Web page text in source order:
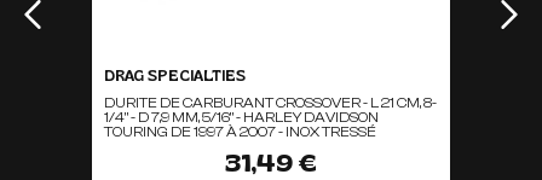
DRAG SPECIALTIES
DURITE DE CARBURANT CROSSOVER - L 21 CM, 8-
1/4" - D 7,9 MM, 5/16" - HARLEY DAVIDSON
TOURING DE 1997 À 2007 - INOX TRESSÉ
31,49 €